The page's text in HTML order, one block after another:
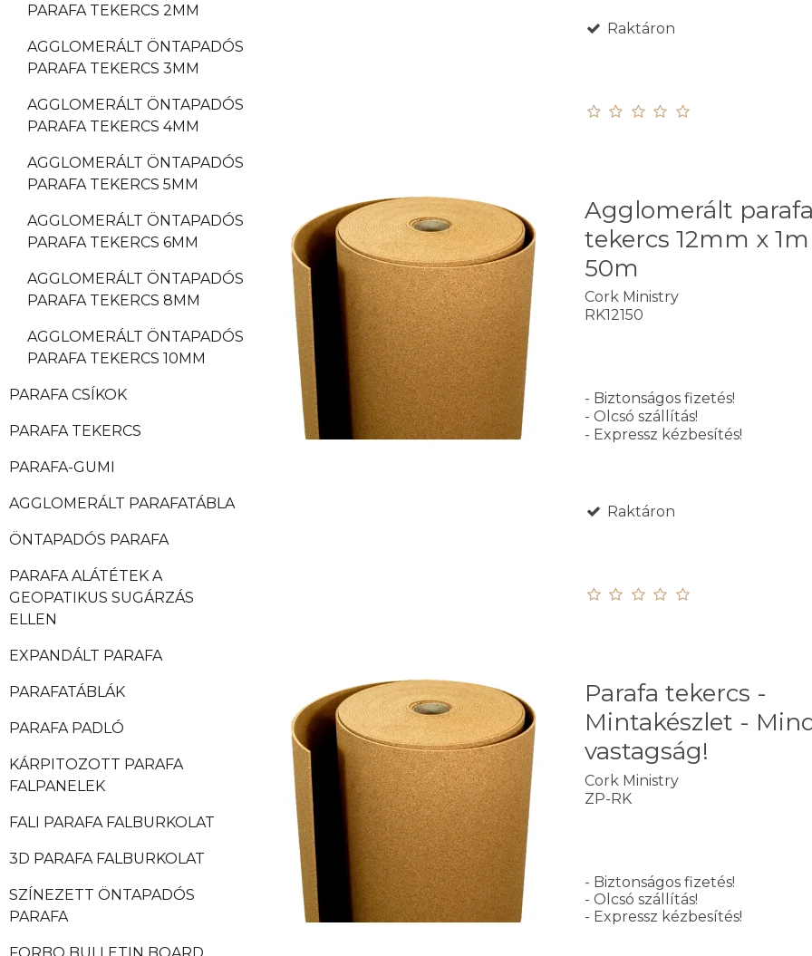
PARAFA TEKERCS 2MM
AGGLOMERÁLT ÖNTAPADÓS
PARAFA TEKERCS 3MM
AGGLOMERÁLT ÖNTAPADÓS
PARAFA TEKERCS 4MM
AGGLOMERÁLT ÖNTAPADÓS
PARAFA TEKERCS 5MM
AGGLOMERÁLT ÖNTAPADÓS
PARAFA TEKERCS 6MM
AGGLOMERÁLT ÖNTAPADÓS
PARAFA TEKERCS 8MM
AGGLOMERÁLT ÖNTAPADÓS
PARAFA TEKERCS 10MM
PARAFA CSÍKOK
PARAFA TEKERCS
PARAFA-GUMI
AGGLOMERÁLT PARAFATÁBLA
ÖNTAPADÓS PARAFA
PARAFA ALÁTÉTEK A
GEOPATIKUS SUGÁRZÁS
ELLEN
EXPANDÁLT PARAFA
PARAFATÁBLÁK
PARAFA PADLÓ
KÁRPITOZOTT PARAFA
FALPANELEK
FALI PARAFA FALBURKOLAT
3D PARAFA FALBURKOLAT
SZÍNEZETT ÖNTAPADÓS
PARAFA
Raktáron
Agglomerált
tekercs 12mm x
50m
Cork Ministry
RK12150
- Biztonságos fizetés!
- Olcsó szállítás!
- Expressz kézbesítés!
Raktáron
Parafa tekercs -
Mintakészlet -
vastagság!
Cork Ministry
ZP-RK
- Biztonságos fizetés!
- Olcsó szállítás!
- Expressz kézbesítés!